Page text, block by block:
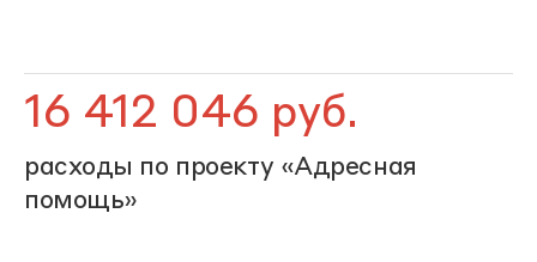
16 412 046 руб.
расходы по проекту «Адресная
помощь»